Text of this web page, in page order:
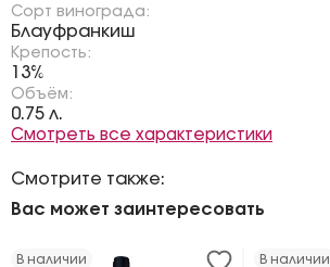
Сорт винограда:
Блауфранкиш
Крепость:
13%
Объём:
0.75 л.
Смотреть все характеристики
Смотрите также:
Вас может заинтересовать
В наличии В наличии